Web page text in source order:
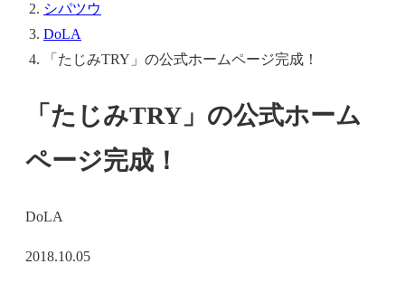
シパツウ
DoLA
「たじみTRY」の公式ホームページ完成！
「たじみTRY」の公式ホーム
ページ完成！
DoLA
2018.10.05